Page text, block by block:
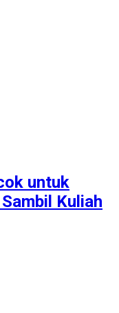
untuk
Kuliah